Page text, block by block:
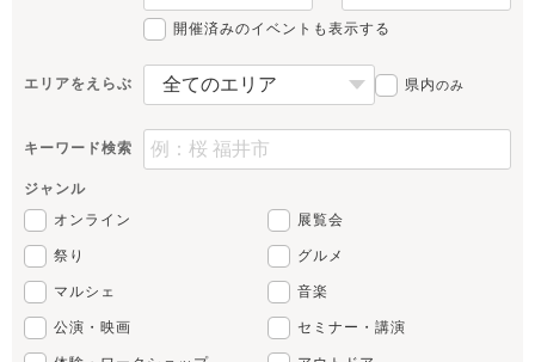
開催済みのイベントも表示する
エリアをえらぶ 県内のみ
キーワード検索
ジャンル
オンライン
展覧会
祭り グルメ
マルシェ 音楽
公演・映画 セミナー・講演